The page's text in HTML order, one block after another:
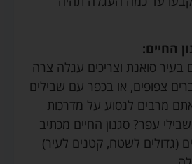
החיים:
סואנת וצריכים עגלה צרה
צפופים, או בכפר עם שבילים
מרבים לנסוע על מדרכות
עפר? סגנון החיים מכתיב
(גדולים לשטח, קטנים לעיר)